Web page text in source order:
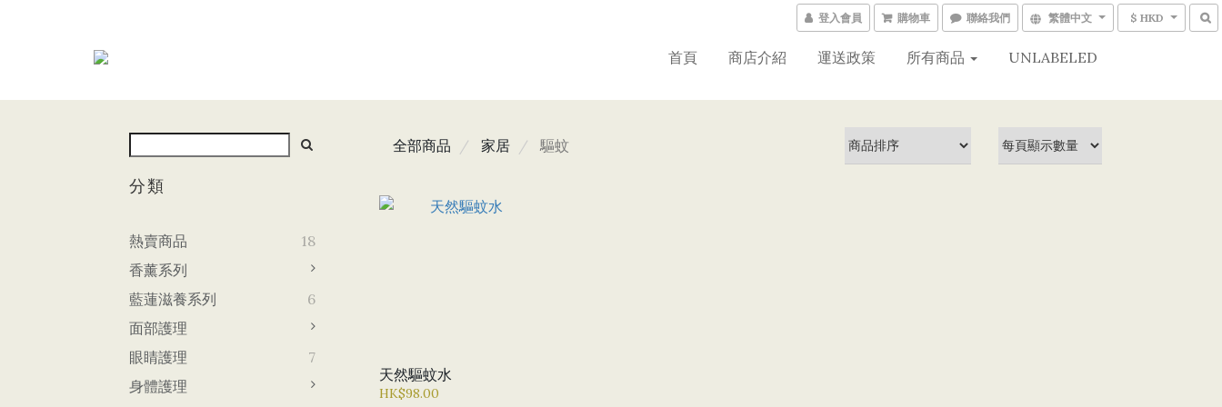
登入會員 購物車 聯絡我們 繁體中文 $ HKD
首頁 商店介紹 運送政策 所有商品 UNLABELED
分類
熱賣商品
18
香薰系列
藍蓮滋養系列
6
面部護理
眼睛護理
7
身體護理
全部商品 家居 驅蚊
天然驅蚊水
HK$98.00